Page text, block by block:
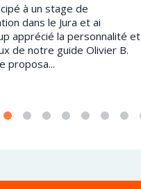
à un stage de
dans le Jura et ai
apprécié la personnalité et
de notre guide Olivier B.
proposa...